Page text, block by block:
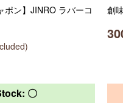
ポン】JINRO ラバーコ
創
〇